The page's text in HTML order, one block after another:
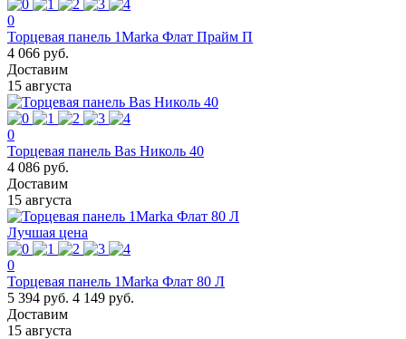
0
Торцевая панель 1Marka Флат Прайм П
4 066 руб.
Доставим
15 августа
0
Торцевая панель Bas Николь 40
4 086 руб.
Доставим
15 августа
Лучшая цена
0
Торцевая панель 1Marka Флат 80 Л
5 394 руб. 4 149 руб.
Доставим
15 августа